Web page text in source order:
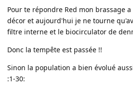
Pour te répondre Red mon brassage
décor et aujourd'hui je ne tourne
filtre interne et le biocirculator de
Donc la tempête est passée !!
Sinon la population a bien évolué
:1-30: